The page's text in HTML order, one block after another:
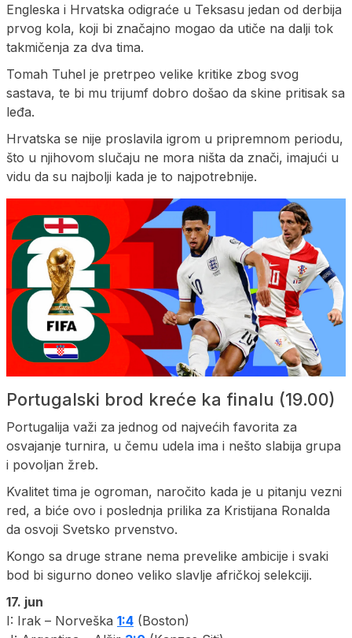
Engleska i Hrvatska odigraće u Teksasu jedan od derbija
prvog kola, koji bi značajno mogao da utiče na dalji tok
takmičenja za dva tima.
Tomah Tuhel je pretrpeo velike kritike zbog svog
sastava, te bi mu trijumf dobro došao da skine pritisak sa
leđa.
Hrvatska se nije proslavila igrom u pripremnom periodu,
što u njihovom slučaju ne mora ništa da znači, imajući u
vidu da su najbolji kada je to najpotrebnije.
Portugalski brod kreće ka finalu (19.00)
Portugalija važi za jednog od najvećih favorita za
osvajanje turnira, u čemu udela ima i nešto slabija grupa
i povoljan žreb.
Kvalitet tima je ogroman, naročito kada je u pitanju vezni
red, a biće ovo i poslednja prilika za Kristijana Ronalda
da osvoji Svetsko prvenstvo.
Kongo sa druge strane nema prevelike ambicije i svaki
bod bi sigurno doneo veliko slavlje afričkoj selekciji.
17. jun
I: Irak – Norveška 1:4 (Boston)